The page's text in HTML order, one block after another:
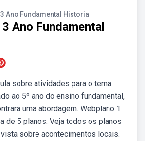
Ano Fundamental Historia
Ano Fundamental
sobre atividades para o tema
ao 5º ano do ensino fundamental,
uma abordagem. Webplano 1
de 5 planos. Veja todos os planos
sobre acontecimentos locais.